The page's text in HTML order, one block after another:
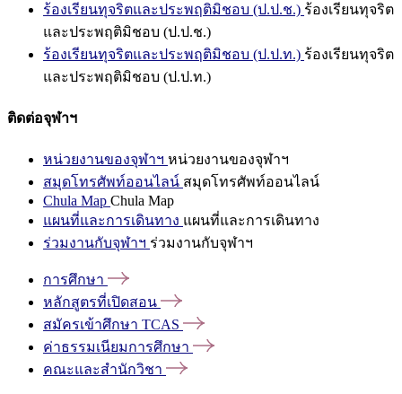
ร้องเรียนทุจริตและประพฤติมิชอบ (ป.ป.ช.) ร้องเรียนทุจริต
และประพฤติมิชอบ (ป.ป.ช.)
ร้องเรียนทุจริตและประพฤติมิชอบ (ป.ป.ท.) ร้องเรียนทุจริต
และประพฤติมิชอบ (ป.ป.ท.)
ติดต่อจุฬาฯ
หน่วยงานของจุฬาฯ หน่วยงานของจุฬาฯ
สมุดโทรศัพท์ออนไลน์ สมุดโทรศัพท์ออนไลน์
Chula Map Chula Map
แผนที่และการเดินทาง แผนที่และการเดินทาง
ร่วมงานกับจุฬาฯ ร่วมงานกับจุฬาฯ
การศึกษา
หลักสูตรที่เปิดสอน
สมัครเข้าศึกษา TCAS
ค่าธรรมเนียมการศึกษา
คณะและสำนักวิชา